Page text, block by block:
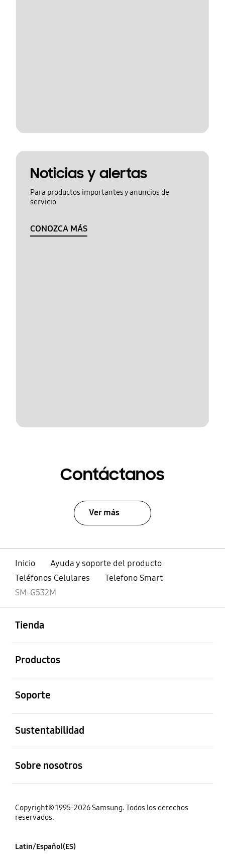
Noticias y alertas
Para productos importantes y anuncios de
servicio
CONOZCA MÁS
Contáctanos
Ver más
Inicio
Ayuda y soporte del producto
Teléfonos Celulares
Telefono Smart
SM-G532M
Tienda
Productos
Soporte
Sustentabilidad
Sobre nosotros
Copyright© 1995-2026 Samsung. Todos los derechos
reservados.
Latin/Español(ES)